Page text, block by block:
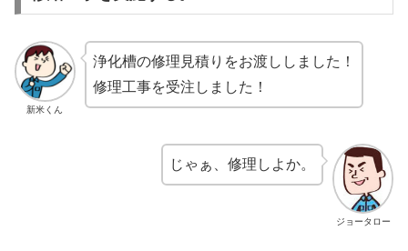
新米くん
浄化槽の修理見積りをお渡ししました！
修理工事を受注しました！
ジョータロー
じゃぁ、修理しよか。